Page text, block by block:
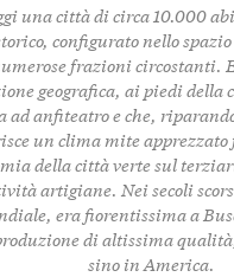
una città di circa 10.000
configurato nello
frazioni circostanti.
geografica, ai piedi della
ad anfiteatro e che,
un clima mite
della città verte sul
artigiane. Nei secoli
era fiorentissima a
di altissima
sino in America.